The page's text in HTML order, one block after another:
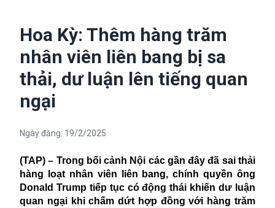
Hoa Kỳ: Thêm hàng trăm
nhân viên liên bang bị sa
thải, dư luận lên tiếng quan
ngại
Ngày đăng: 19/2/2025
(TAP) – Trong bối cảnh Nội các gần đây đã sai thải
hàng loạt nhân viên liên bang, chính quyền ông
Donald Trump tiếp tục có động thái khiến dư luận
quan ngại khi chấm dứt hợp đồng với hàng trăm